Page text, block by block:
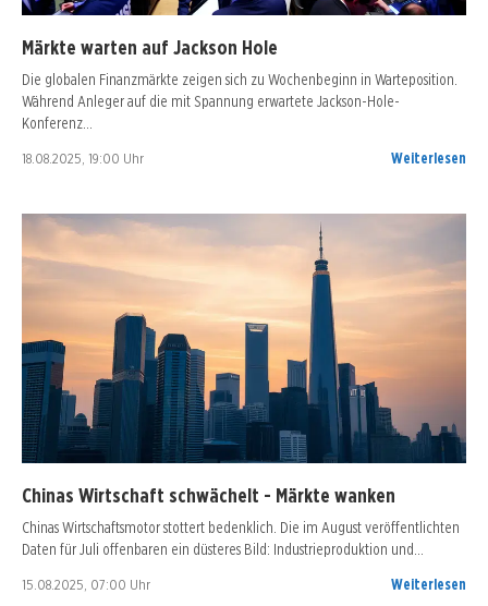
Märkte warten auf Jackson Hole
Die globalen Finanzmärkte zeigen sich zu Wochenbeginn in Warteposition.
Während Anleger auf die mit Spannung erwartete Jackson-Hole-
Konferenz…
18.08.2025, 19:00 Uhr Weiterlesen
Chinas Wirtschaft schwächelt - Märkte wanken
Chinas Wirtschaftsmotor stottert bedenklich. Die im August veröffentlichten
Daten für Juli offenbaren ein düsteres Bild: Industrieproduktion und…
15.08.2025, 07:00 Uhr Weiterlesen